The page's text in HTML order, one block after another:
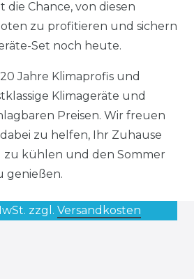
die Chance, von diesen
zu profitieren und sichern
Set noch heute.
Jahre Klimaprofis und
Klimageräte und
Preisen. Wir freuen
zu helfen, Ihr Zuhause
zu kühlen und den Sommer
genießen.
zzgl. Versandkosten